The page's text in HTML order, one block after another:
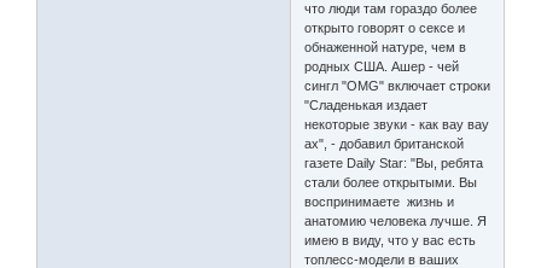
что люди там гораздо более
открыто говорят о сексе и
обнаженной натуре, чем в
родных США. Ашер - чей
сингл "OMG" включает строки
"Сладенькая издает
некоторые звуки - как вау вау
ах", - добавил британской
газете Daily Star: "Вы, ребята
стали более открытыми. Вы
воспринимаете жизнь и
анатомию человека лучше. Я
имею в виду, что у вас есть
топлесс-модели в ваших